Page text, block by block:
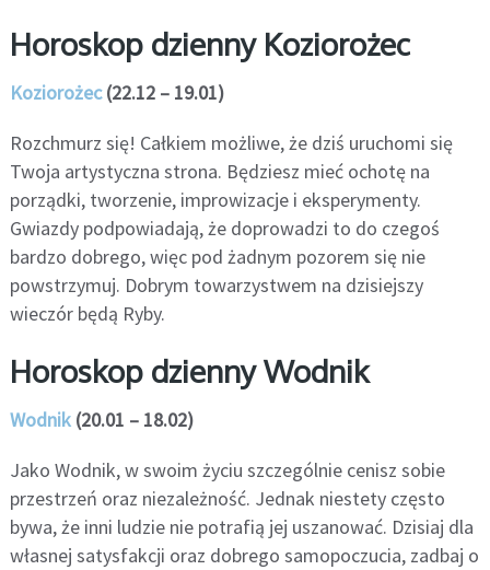
Horoskop dzienny Koziorożec
Koziorożec(22.12 – 19.01)
Rozchmurz się! Całkiem możliwe, że dziś uruchomi się
Twoja artystyczna strona. Będziesz mieć ochotę na
porządki, tworzenie, improwizacje i eksperymenty.
Gwiazdy podpowiadają, że doprowadzi to do czegoś
bardzo dobrego, więc pod żadnym pozorem się nie
powstrzymuj. Dobrym towarzystwem na dzisiejszy
wieczór będą Ryby.
Horoskop dzienny Wodnik
Wodnik(20.01 – 18.02)
Jako Wodnik, w swoim życiu szczególnie cenisz sobie
przestrzeń oraz niezależność. Jednak niestety często
bywa, że inni ludzie nie potrafią jej uszanować. Dzisiaj dla
własnej satysfakcji oraz dobrego samopoczucia, zadbaj o